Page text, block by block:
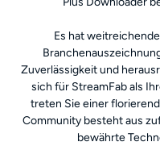
Es hat
Zuverlässigkeit und
sich für StreamFab als
treten Sie einer
Community besteht aus
bewährte